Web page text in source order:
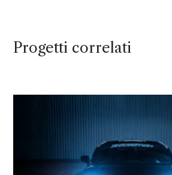
Progetti correlati